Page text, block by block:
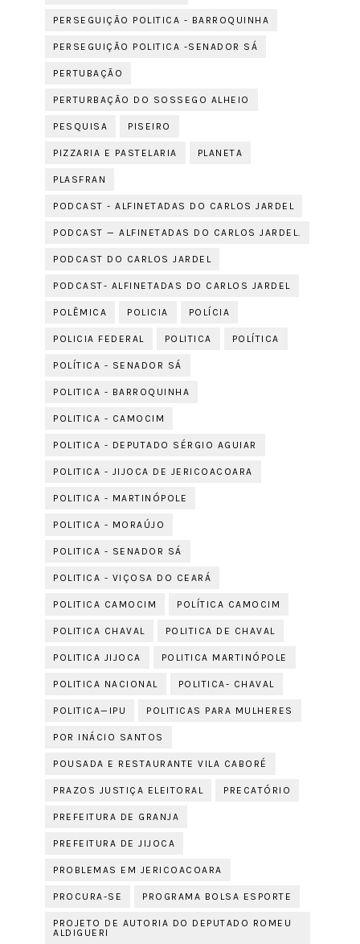
PERSEGUIÇÃO POLITICA - BARROQUINHA
PERSEGUIÇÃO POLITICA -SENADOR SÁ
PERTUBAÇÃO
PERTURBAÇÃO DO SOSSEGO ALHEIO
PESQUISA PISEIRO
PIZZARIA E PASTELARIA PLANETA
PLASFRAN
PODCAST - ALFINETADAS DO CARLOS JARDEL
PODCAST — ALFINETADAS DO CARLOS JARDEL.
PODCAST DO CARLOS JARDEL
PODCAST- ALFINETADAS DO CARLOS JARDEL
POLÊMICA POLICIA POLÍCIA
POLICIA FEDERAL POLITICA POLÍTICA
POLÍTICA - SENADOR SÁ
POLITICA - BARROQUINHA
POLITICA - CAMOCIM
POLITICA - DEPUTADO SÉRGIO AGUIAR
POLITICA - JIJOCA DE JERICOACOARA
POLITICA - MARTINÓPOLE
POLITICA - MORAÚJO
POLITICA - SENADOR SÁ
POLITICA - VIÇOSA DO CEARÁ
POLITICA CAMOCIM POLÍTICA CAMOCIM
POLITICA CHAVAL POLITICA DE CHAVAL
POLITICA JIJOCA POLITICA MARTINÓPOLE
POLITICA NACIONAL POLITICA- CHAVAL
POLITICA—IPU POLITICAS PARA MULHERES
POR INÁCIO SANTOS
POUSADA E RESTAURANTE VILA CABORÉ
PRAZOS JUSTIÇA ELEITORAL PRECATÓRIO
PREFEITURA DE GRANJA
PREFEITURA DE JIJOCA
PROBLEMAS EM JERICOACOARA
PROCURA-SE PROGRAMA BOLSA ESPORTE
PROJETO DE AUTORIA DO DEPUTADO ROMEU
ALDIGUERI